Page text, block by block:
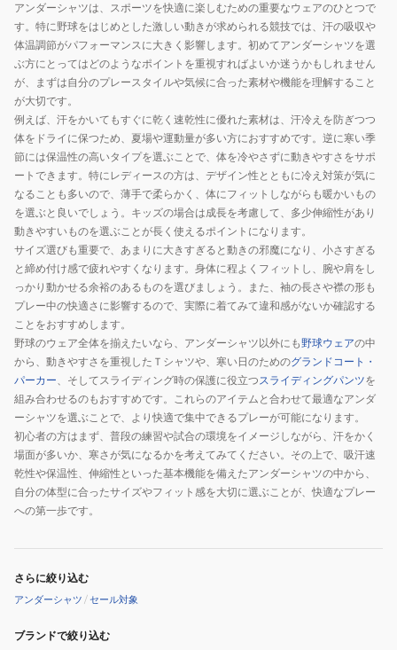
アンダーシャツは、スポーツを快適に楽しむための重要なウェアのひとつで
す。特に野球をはじめとした激しい動きが求められる競技では、汗の吸収や
体温調節がパフォーマンスに大きく影響します。初めてアンダーシャツを選
ぶ方にとってはどのようなポイントを重視すればよいか迷うかもしれません
が、まずは自分のプレースタイルや気候に合った素材や機能を理解すること
が大切です。
例えば、汗をかいてもすぐに乾く速乾性に優れた素材は、汗冷えを防ぎつつ
体をドライに保つため、夏場や運動量が多い方におすすめです。逆に寒い季
節には保温性の高いタイプを選ぶことで、体を冷やさずに動きやすさをサポ
ートできます。特にレディースの方は、デザイン性とともに冷え対策が気に
なることも多いので、薄手で柔らかく、体にフィットしながらも暖かいもの
を選ぶと良いでしょう。キッズの場合は成長を考慮して、多少伸縮性があり
動きやすいものを選ぶことが長く使えるポイントになります。
サイズ選びも重要で、あまりに大きすぎると動きの邪魔になり、小さすぎる
と締め付け感で疲れやすくなります。身体に程よくフィットし、腕や肩をし
っかり動かせる余裕のあるものを選びましょう。また、袖の長さや襟の形も
プレー中の快適さに影響するので、実際に着てみて違和感がないか確認する
ことをおすすめします。
野球のウェア全体を揃えたいなら、アンダーシャツ以外にも野球ウェアの中
から、動きやすさを重視したＴシャツや、寒い日のためのグランドコート・
パーカー、そしてスライディング時の保護に役立つスライディングパンツを
組み合わせるのもおすすめです。これらのアイテムと合わせて最適なアンダ
ーシャツを選ぶことで、より快適で集中できるプレーが可能になります。
初心者の方はまず、普段の練習や試合の環境をイメージしながら、汗をかく
場面が多いか、寒さが気になるかを考えてみてください。その上で、吸汗速
乾性や保温性、伸縮性といった基本機能を備えたアンダーシャツの中から、
自分の体型に合ったサイズやフィット感を大切に選ぶことが、快適なプレー
への第一歩です。
さらに絞り込む
アンダーシャツ /セール対象
ブランドで絞り込む